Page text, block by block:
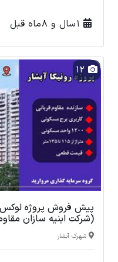
(شرکت ابنیه سازان
شهرک آبشار